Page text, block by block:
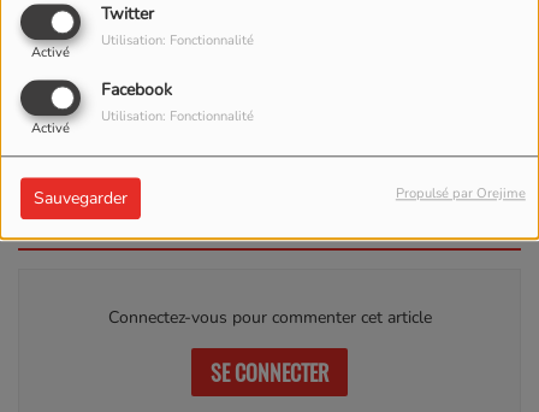
Twitter
Activé
Utilisation: Fonctionnalité
Facebook
Activé
Utilisation: Fonctionnalité
Sauvegarder Propulsé par Orejime
ÉCOUTER LE PODCAST
Commentaires(0)
Connectez-vous pour commenter cet article
SE CONNECTER